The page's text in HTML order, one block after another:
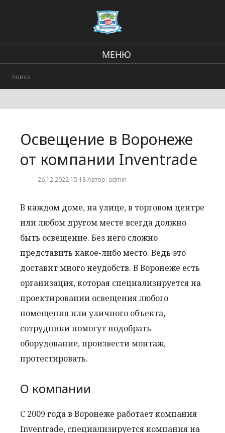
МЕНЮ
Происшествия
Освещение в Воронеже
от компании Inventrade
26.12.2022 15:18 Автор: admin
В каждом доме, на улице, в торговом центре
или любом другом месте всегда должно
быть освещение. Без него сложно
представить какое-либо место. Ведь это
доставит много неудобств. В Воронеже есть
организация, которая специализируется на
проектировании освещения любого
помещения или уличного объекта,
сотрудники помогут подобрать
оборудование, произвести монтаж,
протестировать.
О компании
С 2009 года в Воронеже работает компания
Inventrade, специализируется компания на